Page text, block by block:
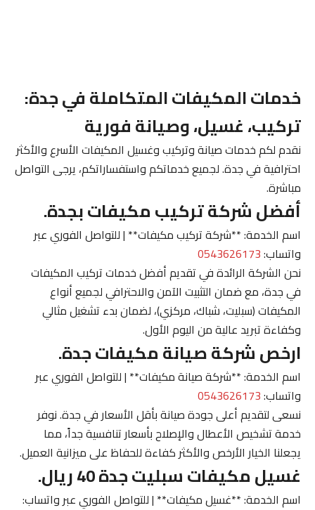
خدمات المكيفات المتكاملة في جدة:
تركيب، غسيل، وصيانة فورية
نقدم لكم خدمات صيانة وتركيب وغسيل المكيفات الأسرع والأكثر
احترافية في جدة. لجميع خدماتكم واستفساراتكم، يرجى التواصل
مباشرة.
أفضل شركة تركيب مكيفات بجدة.
اسم الخدمة: **شركة تركيب مكيفات** | للتواصل الفوري عبر
واتساب:0543626173
نحن الشركة الرائدة في تقديم أفضل خدمات تركيب المكيفات
في جدة، مع ضمان التثبيت الآمن والاحترافي لجميع أنواع
المكيفات (سبليت، شباك، مركزي)، لضمان بدء تشغيل مثالي
وكفاءة تبريد عالية من اليوم الأول.
ارخص شركة صيانة مكيفات جدة.
اسم الخدمة: **شركة صيانة مكيفات** | للتواصل الفوري عبر
واتساب:0543626173
نسعى لتقديم أعلى جودة صيانة بأقل الأسعار في جدة. نوفر
خدمة تشخيص الأعطال والإصلاح بأسعار تنافسية جداً، مما
يجعلنا الخيار الأرخص والأكثر كفاءة للحفاظ على ميزانية العميل.
غسيل مكيفات سبليت جدة 40 ريال.
اسم الخدمة: **غسيل مكيفات** | للتواصل الفوري عبر واتساب: